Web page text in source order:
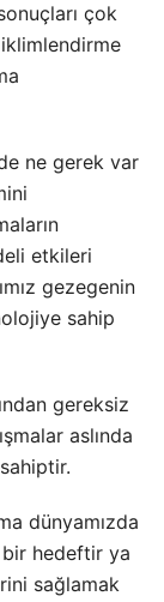
çok
ne gerek var
etkileri
gezegenin
sahip
gereksiz
aslında
dünyamızda
hedeftir ya
sağlamak